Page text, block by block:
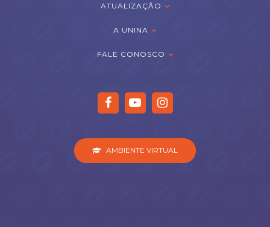
ATUALIZAÇÃO
A UNINA
FALE CONOSCO
AMBIENTE VIRTUAL